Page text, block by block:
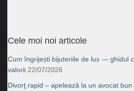
Cele moi noi articole
Cum îngrijești bijuteriile de lux — ghidul
valorii 22/07/2026
Divorţ rapid – apelează la un avocat